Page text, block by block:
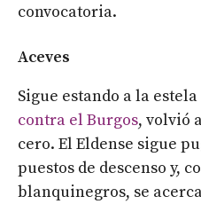
convocatoria.
Aceves
Sigue estando a la
contra el Burgos, volvió
cero. El Eldense sigue
puestos de descenso y,
blanquinegros, se